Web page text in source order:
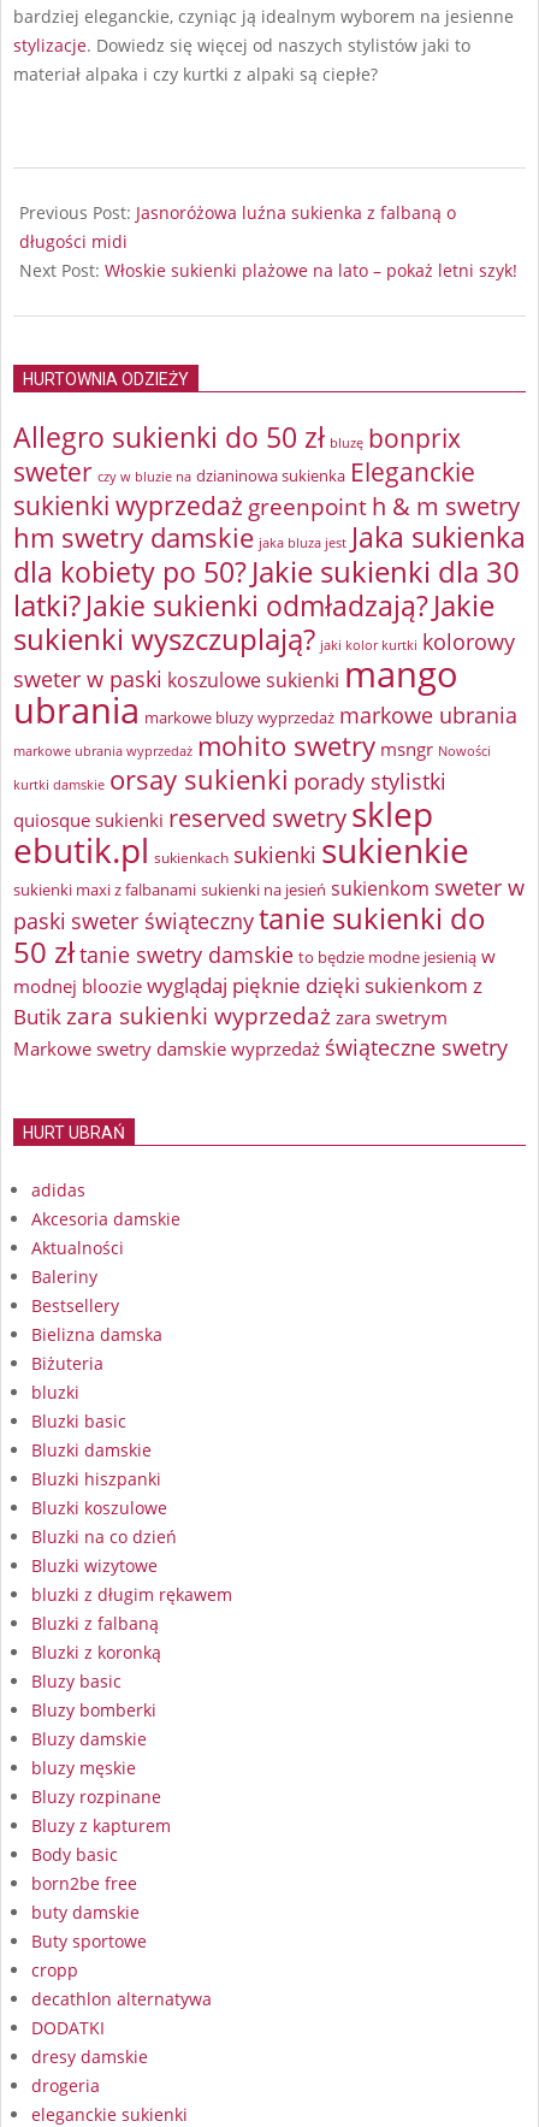
bardziej eleganckie, czyniąc ją idealnym wyborem na jesienne
stylizacje. Dowiedz się więcej od naszych stylistów jaki to
materiał alpaka i czy kurtki z alpaki są ciepłe?
09-
10
Previous Post: Jasnoróżowa luźna sukienka z falbaną o
długości midi
Next Post: Włoskie sukienki plażowe na lato – pokaż letni szyk!
HURTOWNIA ODZIEŻY
Allegro sukienki do 50 zł bluzę bonprix
sweter czy w bluzie na dzianinowa sukienka Eleganckie
sukienki wyprzedaż greenpointh & m swetry
hm swetry damskie jaka bluza jest Jaka sukienka
dla kobiety po 50?Jakie sukienki dla 30
latki?Jakie sukienki odmładzają?Jakie
sukienki wyszczuplają? jaki kolor kurtki kolorowy
sweter w paski koszulowe sukienki mango
ubrania markowe bluzy wyprzedaż markowe ubrania
markowe ubrania wyprzedaż mohito swetry msngr Nowości
kurtki damskie orsay sukienki porady stylistki
quiosque sukienki reserved swetrysklep
ebutik.pl sukienkach sukienki sukienkie
sukienki maxi z falbanami sukienki na jesień sukienkom sweter w
paski sweter świątecznytanie sukienki do
50 złtanie swetry damskie to będzie modne jesienią w
modnej bloozie wyglądaj pięknie dzięki sukienkom z
Butikzara sukienki wyprzedażzara swetrym
Markowe swetry damskie wyprzedaż świąteczne swetry
HURT UBRAŃ
adidas
Akcesoria damskie
Aktualności
Baleriny
Bestsellery
Bielizna damska
Biżuteria
bluzki
Bluzki basic
Bluzki damskie
Bluzki hiszpanki
Bluzki koszulowe
Bluzki na co dzień
Bluzki wizytowe
bluzki z długim rękawem
Bluzki z falbaną
Bluzki z koronką
Bluzy basic
Bluzy bomberki
Bluzy damskie
bluzy męskie
Bluzy rozpinane
Bluzy z kapturem
Body basic
born2be free
buty damskie
Buty sportowe
cropp
decathlon alternatywa
DODATKI
dresy damskie
drogeria
eleganckie sukienki